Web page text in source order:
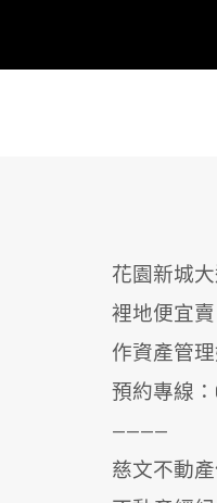
花園新城
裡地便宜賣
作資產管理
預約專線：
————
慈文不動